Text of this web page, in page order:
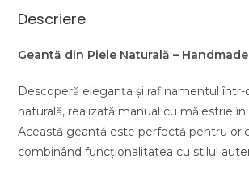
Descriere
Geantă din Piele Naturală –
Descoperă eleganța și rafinamentul
naturală, realizată manual cu măiestrie în
Această geantă este perfectă pentru
combinând funcționalitatea cu stilul